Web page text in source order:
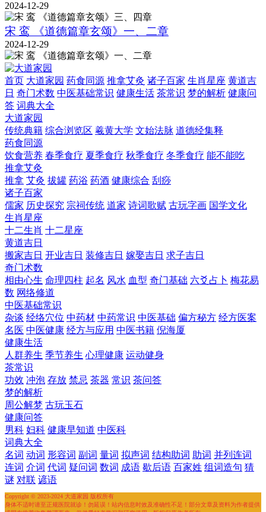
2024-12-29
宋 鸾 《道德篇章玄颂》一、二章
2024-12-29
首页 大道家园 药食同源 推拿艾灸 诸子百家 生肖星座 黄道吉
日 奇门术数 中医基础常识 健康生活 茶常识 梦的解析 健康问
答 词典大全
大道家园
传统典籍 综合浏览区 羲黄大学 文始法脉 道德经集释
药食同源
饮食营养 春季食疗 夏季食疗 秋季食疗 冬季食疗 能不能吃
推拿艾灸
推拿 艾灸 拔罐 药浴 药酒 健康综合 刮痧
诸子百家
儒家 历史探究 宗祠传统 道家 诗词歌赋 古玩字画 国学文化
生肖星座
十二生肖 十二星座
黄道吉日
搬家吉日 开业吉日 装修吉日 嫁娶吉日 求子吉日
奇门术数
相由心生 命理四柱 起名 风水 血型 奇门基础 六爻占卜 梅花易
数 网络修道
中医基础常识
杂谈 经络穴位 中药材 中药常识 中医基础 偏方秘方 经方医案
名医 中医健康 经方与应用 中医书籍 倪海厦
健康生活
人群养生 季节养生 心理健康 运动健身
茶常识
功效 冲泡 存放 禁忌 茶器 常识 茶问答
梦的解析
周公解梦 古玩玉石
健康问答
男科 妇科 健康早知道 中医科
词典大全
名词 动词 形容词 副词 量词 拟声词 结构助词 助词 并列连词
连词 介词 代词 疑问词 数词 成语 歇后语 百家姓 组词造句 猜
谜 对联 谚语
Copyright © 2023-2024 大道家园 版权所有
身体不适时请至正规医院就诊！勿延误！站内信息时效及准确性不足！部分文章及资料为作者提供